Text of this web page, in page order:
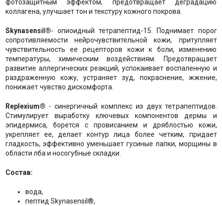
фотозащитным эффектом, предотвращает деградацию
коллагена, улучшает тон и текстуру кожного покрова.
Skynаsensil®- опиоидный тетрапептид-15. Поднимает порог
сопротивляемости нейрочувствительной кожи, притупляет
чувствительность ее рецепторов кожи к боли, изменению
температуры, химическим воздействиям. Предотвращает
развитие аллергических реакций, успокаивает воспаленную и
раздраженную кожу, устраняет зуд, покраснение, жжение,
понижает чувство дискомфорта.
Replexium® - синергичный комплекс из двух тетрапептидов.
Стимулирует выработку ключевых компонентов дермы и
эпидермиса, борется с провисанием и дряблостью кожи,
укрепляет ее, делает контур лица более четким, придает
гладкость, эффективно уменьшает гусиные лапки, морщины в
области лба и носогубные складки.
Состав:
вода,
пептид Skynаsensil®,